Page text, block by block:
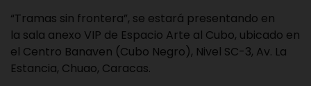
“Tramas sin frontera”, se estará presentando en
la sala anexo VIP de Espacio Arte al Cubo, ubicado en
el Centro Banaven (Cubo Negro), Nivel SC-3, Av. La
Estancia, Chuao, Caracas.